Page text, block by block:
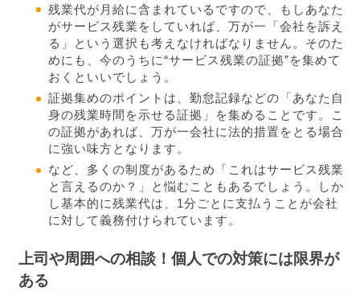
残業代が月給に含まれているですので、もしあなた
がサービス残業をしていれば、万が一「会社を訴え
る」という選択も考えなければなりません。そのた
めにも、今のうちに“サービス残業の証拠”を集めて
おくといいでしょう。
証拠集めのポイントは、勤怠記録などの「あなた自
身の残業時間を示せる証拠」を集めることです。こ
の証拠があれば、万が一会社に法的措置をとる場合
に強い味方となります。
など、多くの制度があるため「これはサービス残業
と言えるのか？」と悩むこともあるでしょう。しか
し基本的に残業代は、1分ごとに支払うことが会社
に対して義務付けられています。
上司や周囲への相談！個人での対策には限界が
ある